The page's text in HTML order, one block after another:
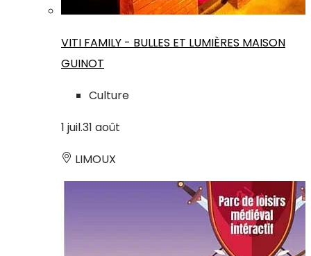
VITI FAMILY - BULLES ET LUMIÈRES MAISON
GUINOT
Culture
1 juil.31 août
LIMOUX